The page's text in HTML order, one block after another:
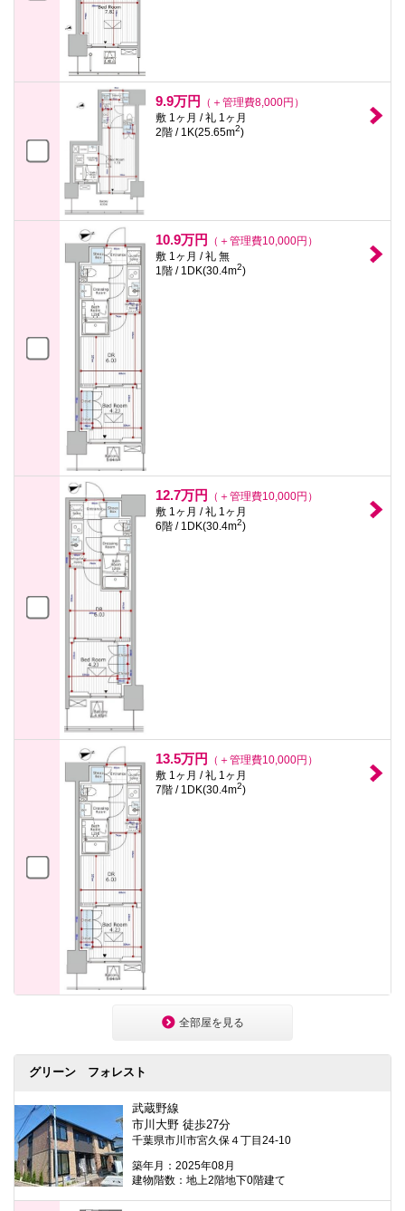
9.9万円
（＋管理費8,000円）
敷 1ヶ月 / 礼 1ヶ月
2階 / 1K(25.65m2)
10.9万円
（＋管理費10,000円）
敷 1ヶ月 / 礼 無
1階 / 1DK(30.4m2)
12.7万円
（＋管理費10,000円）
敷 1ヶ月 / 礼 1ヶ月
6階 / 1DK(30.4m2)
13.5万円
（＋管理費10,000円）
敷 1ヶ月 / 礼 1ヶ月
7階 / 1DK(30.4m2)
全部屋を見る
グリーン フォレスト
武蔵野線
市川大野 徒歩27分
千葉県市川市宮久保４丁目24-10
築年月：2025年08月
建物階数：地上2階地下0階建て